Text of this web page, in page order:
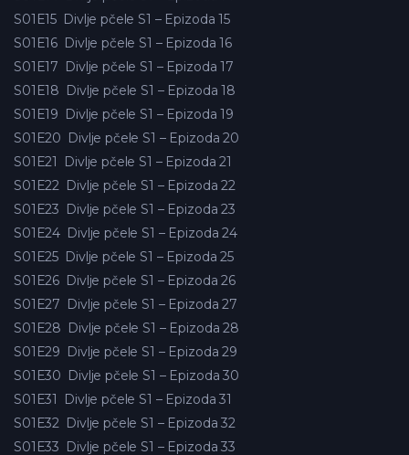
S01E15 Divlje pčele S1 – Epizoda 15
S01E16 Divlje pčele S1 – Epizoda 16
S01E17 Divlje pčele S1 – Epizoda 17
S01E18 Divlje pčele S1 – Epizoda 18
S01E19 Divlje pčele S1 – Epizoda 19
S01E20 Divlje pčele S1 – Epizoda 20
S01E21
Divlje pčele S1 – Epizoda 21
S01E22 Divlje pčele S1 – Epizoda 22
S01E23 Divlje pčele S1 – Epizoda 23
S01E24 Divlje pčele S1 – Epizoda 24
S01E25 Divlje pčele S1 – Epizoda 25
S01E26 Divlje pčele S1 – Epizoda 26
S01E27 Divlje pčele S1 – Epizoda 27
S01E28 Divlje pčele S1 – Epizoda 28
S01E29 Divlje pčele S1 – Epizoda 29
S01E30 Divlje pčele S1 – Epizoda 30
S01E31
Divlje pčele S1 – Epizoda 31
S01E32 Divlje pčele S1 – Epizoda 32
S01E33 Divlje pčele S1 – Epizoda 33